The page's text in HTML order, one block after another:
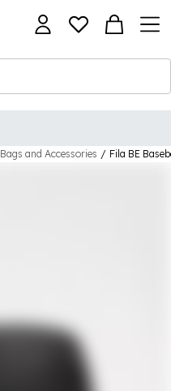
Bags and Accessories / Fila BE